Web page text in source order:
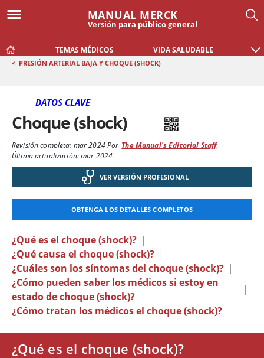
MANUAL MERCK
Versión para público general
TEMAS MÉDICOS VIDA SALUDABLE
< PRESIÓN ARTERIAL BAJA Y CHOQUE (SHOCK)
DATOS CLAVE
Choque (shock)
Revisión completa: mar 2024Por The Manual's Editorial Staff
Última actualización: mar 2024
VER VERSIÓN PROFESIONAL
OBTENGA LOS DETALLES COMPLETOS
¿Qué es el choque (shock)? |
¿Qué causa el choque (shock)? |
¿Cuáles son los síntomas del choque (shock)? |
¿Cómo pueden saber los médicos si estoy en
estado de choque (shock)?
|
¿Cómo tratan los médicos el choque (shock)?
¿Qué es el choque (shock)?